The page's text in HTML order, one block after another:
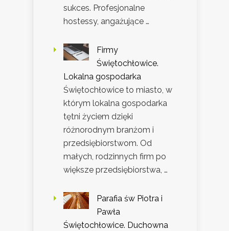
sukces. Profesjonalne
hostessy, angażujące …
Firmy
Świętochłowice.
Lokalna gospodarka
Świętochłowice to miasto, w
którym lokalna gospodarka
tętni życiem dzięki
różnorodnym branżom i
przedsiębiorstwom. Od
małych, rodzinnych firm po
większe przedsiębiorstwa, …
Parafia św Piotra i
Pawła
Świętochłowice. Duchowna